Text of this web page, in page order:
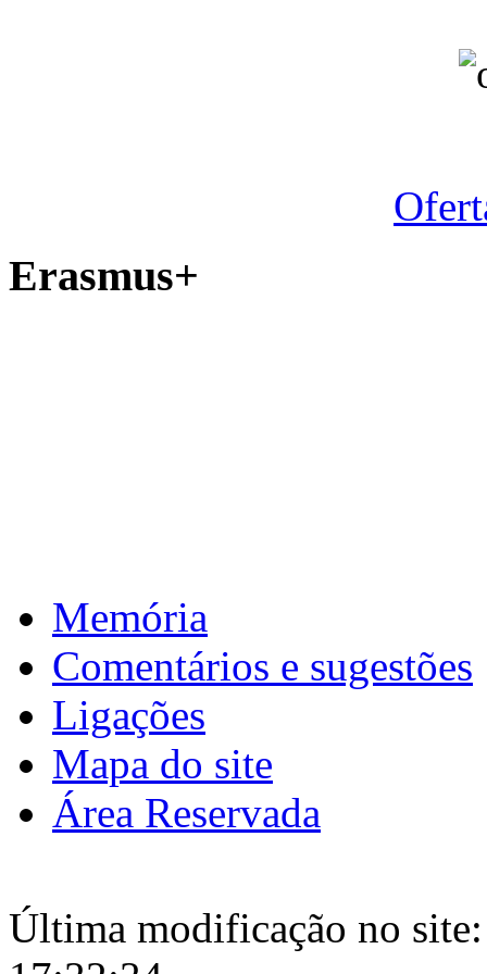
Erasmus+
Memória
Comentários e sugestões
Ligações
Mapa do site
Área Reservada
Última modificação no